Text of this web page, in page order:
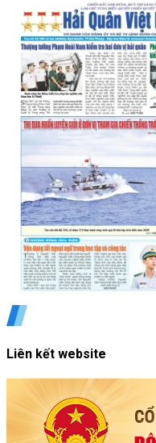
Liên kết website